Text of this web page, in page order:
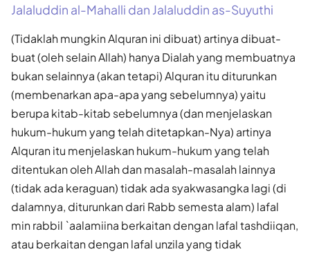
Jalaluddin al-Mahalli dan Jalaluddin as-Suyuthi
(Tidaklah mungkin Alquran ini dibuat) artinya dibuat-
buat (oleh selain Allah) hanya Dialah yang membuatnya
bukan selainnya (akan tetapi) Alquran itu diturunkan
(membenarkan apa-apa yang sebelumnya) yaitu
berupa kitab-kitab sebelumnya (dan menjelaskan
hukum-hukum yang telah ditetapkan-Nya) artinya
Alquran itu menjelaskan hukum-hukum yang telah
ditentukan oleh Allah dan masalah-masalah lainnya
(tidak ada keraguan) tidak ada syakwasangka lagi (di
dalamnya, diturunkan dari Rabb semesta alam) lafal
min rabbil `aalamiina berkaitan dengan lafal tashdiiqan,
atau berkaitan dengan lafal unzila yang tidak